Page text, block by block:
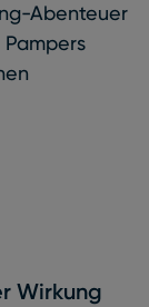
Abenteuer
Wirkung